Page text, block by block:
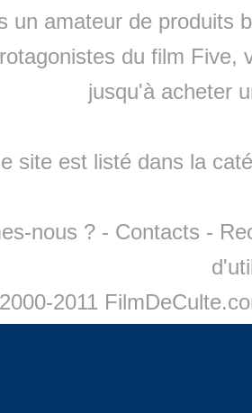
un amateur de produits
du film Five,
jusqu'à acheter
site est listé dans la
nous ? - Contacts -
2011